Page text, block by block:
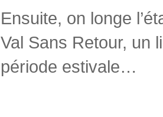
Ensuite, on longe
Val Sans Retour, un
période estivale…